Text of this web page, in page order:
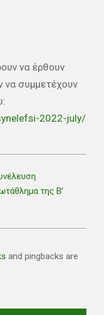
να έρθουν
να συμμετέχουν
2022-july/
της Β’
and pingbacks are